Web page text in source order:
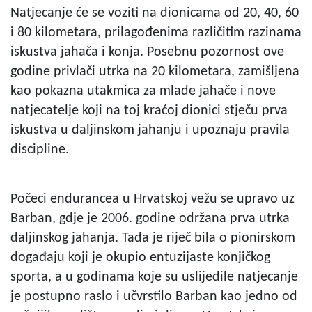
Natjecanje će se voziti na dionicama od 20, 40, 60
i 80 kilometara, prilagođenima različitim razinama
iskustva jahača i konja. Posebnu pozornost ove
godine privlači utrka na 20 kilometara, zamišljena
kao pokazna utakmica za mlade jahače i nove
natjecatelje koji na toj kraćoj dionici stječu prva
iskustva u daljinskom jahanju i upoznaju pravila
discipline.
Počeci endurancea u Hrvatskoj vežu se upravo uz
Barban, gdje je 2006. godine održana prva utrka
daljinskog jahanja. Tada je riječ bila o pionirskom
događaju koji je okupio entuzijaste konjičkog
sporta, a u godinama koje su uslijedile natjecanje
je postupno raslo i učvrstilo Barban kao jedno od